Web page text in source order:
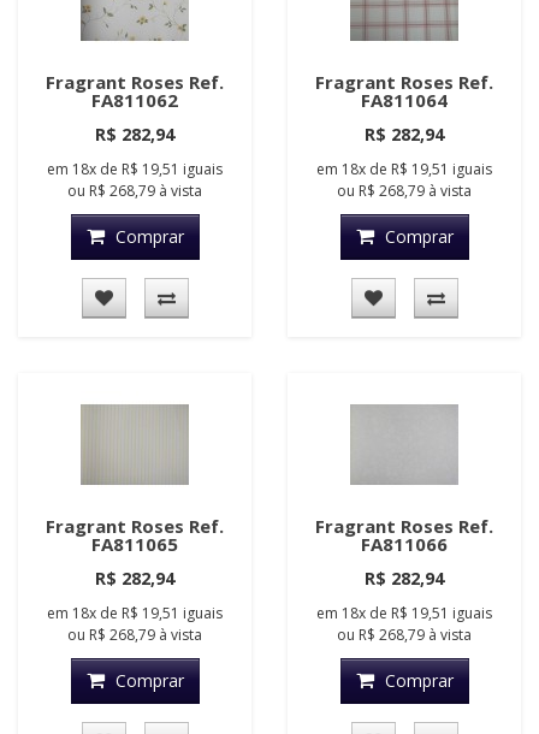
Fragrant Roses Ref.
FA811062
R$ 282,94
em 18x de R$ 19,51 iguais
ou R$ 268,79 à vista
Comprar
Fragrant Roses Ref.
FA811064
R$ 282,94
em 18x de R$ 19,51 iguais
ou R$ 268,79 à vista
Comprar
Fragrant Roses Ref.
FA811065
R$ 282,94
em 18x de R$ 19,51 iguais
ou R$ 268,79 à vista
Comprar
Fragrant Roses Ref.
FA811066
R$ 282,94
em 18x de R$ 19,51 iguais
ou R$ 268,79 à vista
Comprar